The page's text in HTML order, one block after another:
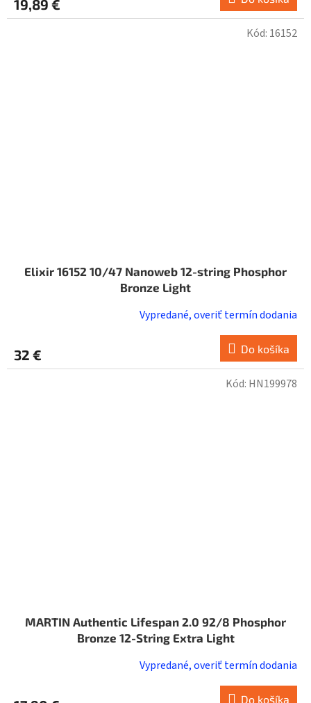
19,89 €
Elixir 16152 10/47 Nanoweb 12-string Phosphor
Bronze Light
Vypredané, overiť termín dodania
32 € Do košíka
Kód: 16152
MARTIN Authentic Lifespan 2.0 92/8 Phosphor
Bronze 12-String Extra Light
Vypredané, overiť termín dodania
Do košíka
Kód: HN199978